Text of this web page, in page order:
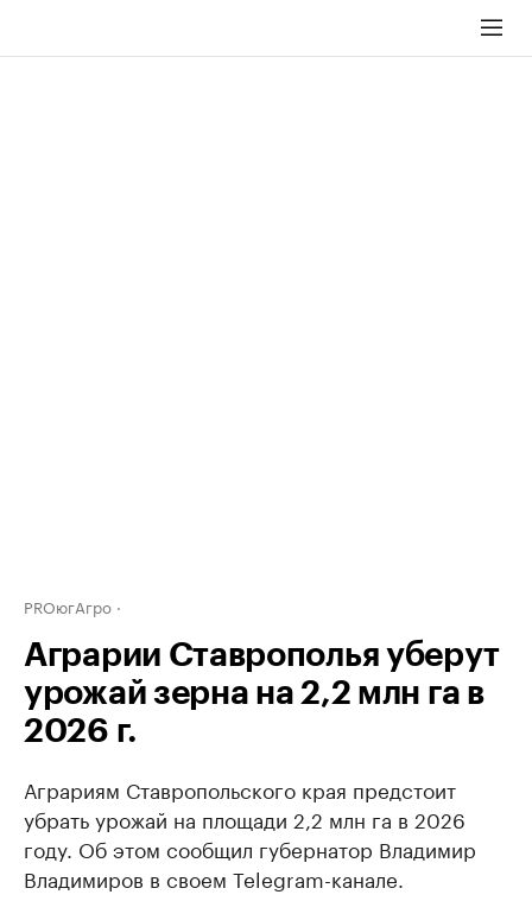
PROюгАгро
Аграрии Ставрополья уберут
урожай зерна на 2,2 млн га в
2026 г.
Аграриям Ставропольского края предстоит
убрать урожай на площади 2,2 млн га в 2026
году. Об этом сообщил губернатор Владимир
Владимиров в своем Telegram-канале.